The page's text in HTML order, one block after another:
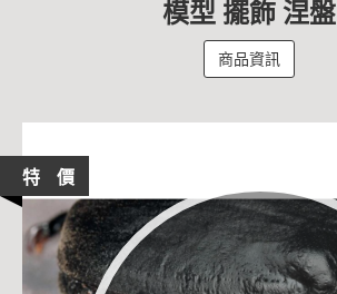
模型 擺飾 涅盤
商品資訊
特 價